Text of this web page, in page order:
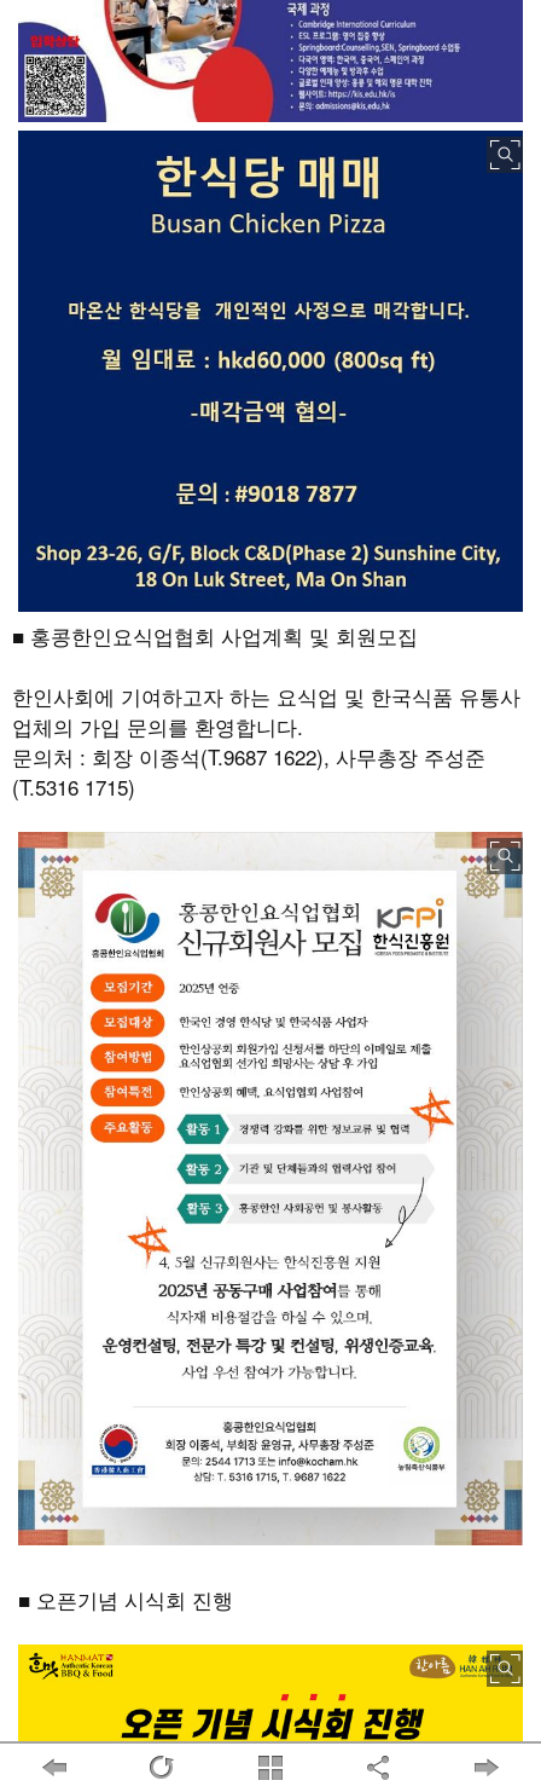
■ 홍콩한인요식업협회 사업계획 및 회원모집
한인사회에 기여하고자 하는 요식업 및 한국식품 유통사
업체의 가입 문의를 환영합니다.
문의처 : 회장 이종석(T.9687 1622), 사무총장 주성준
(T.5316 1715)
■ 오픈기념 시식회 진행